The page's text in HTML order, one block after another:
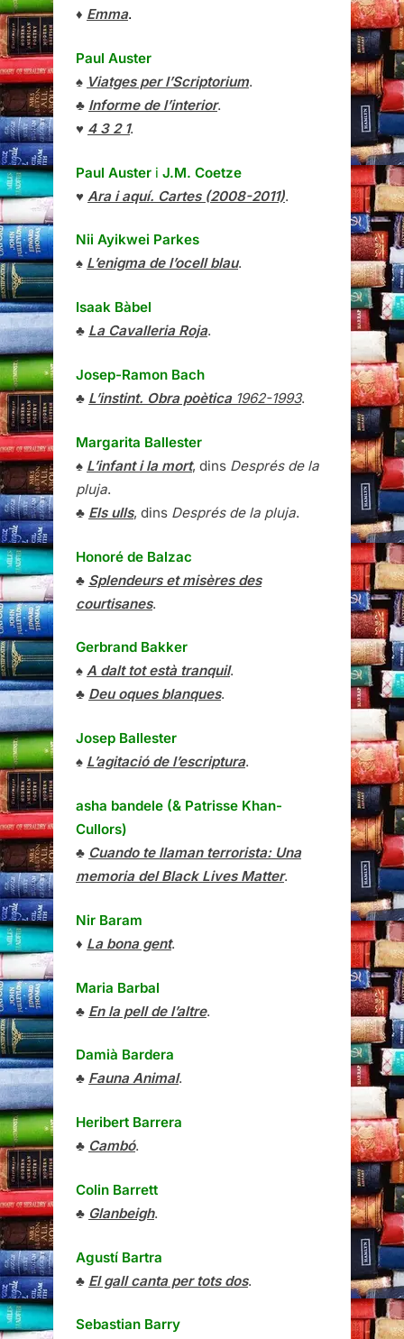
♦ Emma.
Paul Auster
♠ Viatges per l’Scriptorium.
♣ Informe de l’interior.
♥ 4 3 2 1.
Paul Auster i J.M. Coetze
♥ Ara i aquí. Cartes (2008-2011).
Nii Ayikwei Parkes
♠ L’enigma de l’ocell blau.
Isaak Bàbel
♣ La Cavalleria Roja.
Josep-Ramon Bach
♣ L’instint. Obra poètica1962-1993.
Margarita Ballester
♠ L’infant i la mort, dins Després de la
pluja.
♣ Els ulls, dins Després de la pluja.
Honoré de Balzac
♣ Splendeurs et misères des
courtisanes.
Gerbrand Bakker
♠ A dalt tot està tranquil.
♣ Deu oques blanques.
Josep Ballester
♠ L’agitació de l’escriptura.
asha bandele (& Patrisse Khan-
Cullors)
♣ Cuando te llaman terrorista: Una
memoria del Black Lives Matter.
Nir Baram
♦ La bona gent.
Maria Barbal
♣ En la pell de l’altre.
Damià Bardera
♣ Fauna Animal.
Heribert Barrera
♣ Cambó.
Colin Barrett
♣ Glanbeigh.
Agustí Bartra
♣ El gall canta per tots dos.
Sebastian Barry